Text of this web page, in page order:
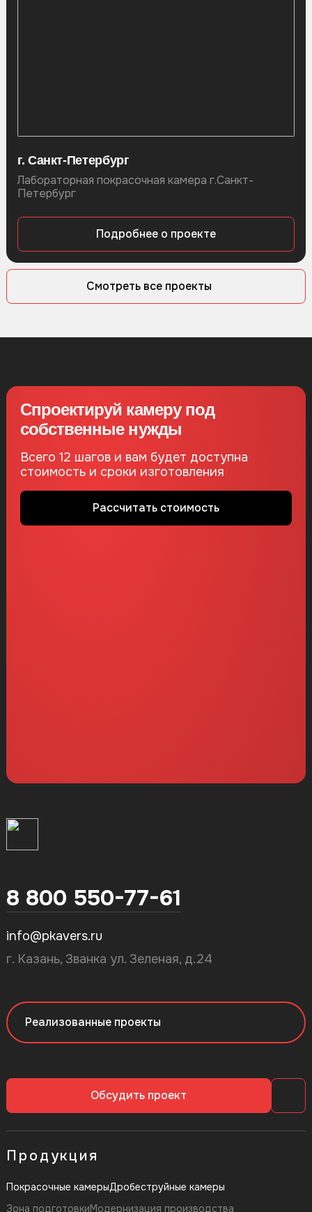
Смотреть все проекты
г. Санкт-Петербург
Лабораторная покрасочная камера г.Санкт-
Петербург
Подробнее о проекте
Спроектируй камеру под
собственные нужды
Всего 12 шагов и вам будет доступна
стоимость и сроки изготовления
Рассчитать стоимость
8 800 550-77-61
info@pkavers.ru
г. Казань, Званка ул. Зеленая, д.24
Реализованные проекты
Обсудить проект
Продукция
Покрасочные камерыДробеструйные камеры
Зона подготовкиМодернизация производства